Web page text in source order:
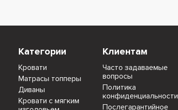
Категории
Кровати
Матрасы топперы
Диваны
Кровати с мягким
Клиентам
Часто задаваемые
вопросы
Политика
конфиденциальности
Послегарантийное